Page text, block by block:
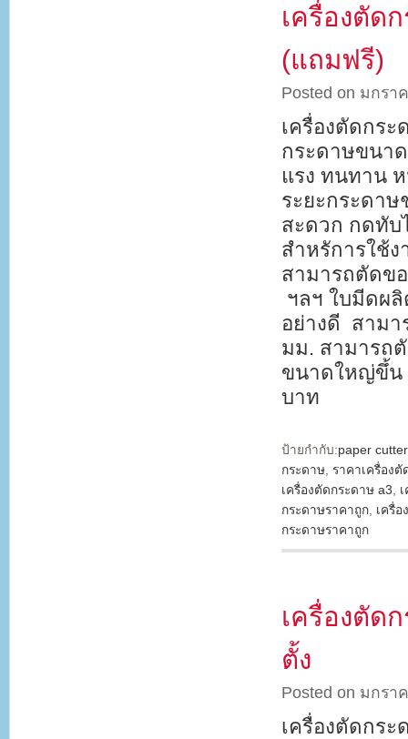
เครื่องตัด
(แถมฟรี)
Posted on มกรา
เครื่องตัดกระ
กระดาษขนา
แรง ทนทาน
ระยะกระดา
สะดวก กดทั
สำหรัการใช้ง
สามารถตัดข
ฯลฯ ใบมีดผ
อย่างดี สามา
มม. สามารถ
ขนาดใหญ่ขึ้น
บาท
ป้ายกำกับ:paper cutter
กระดาษ, ราคาเครื่องตั
เครื่องตัดกระดาษ a3,
กระดาษราคาถูก, เครื่อ
กระดาษราคาถูก
เครื่องตัด
ตั้ง
Posted on มกรา
เครื่องตัดกร